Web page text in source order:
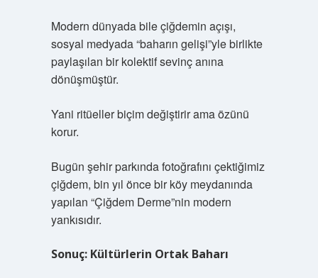
Modern dünyada bile çiğdemin açışı,
sosyal medyada “baharın gelişi”yle birlikte
paylaşılan bir kolektif sevinç anına
dönüşmüştür.
Yani ritüeller biçim değiştirir ama özünü
korur.
Bugün şehir parkında fotoğrafını çektiğimiz
çiğdem, bin yıl önce bir köy meydanında
yapılan “Çiğdem Derme”nin modern
yankısıdır.
Sonuç: Kültürlerin Ortak Baharı